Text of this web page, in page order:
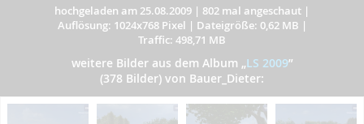
hochgeladen am 25.08.2009 | 802 mal angeschaut |
Auflösung: 1024x768 Pixel | Dateigröße: 0,62 MB |
Traffic: 498,71 MB
weitere Bilder aus dem Album „LS 2009”
(378 Bilder) von Bauer_Dieter: